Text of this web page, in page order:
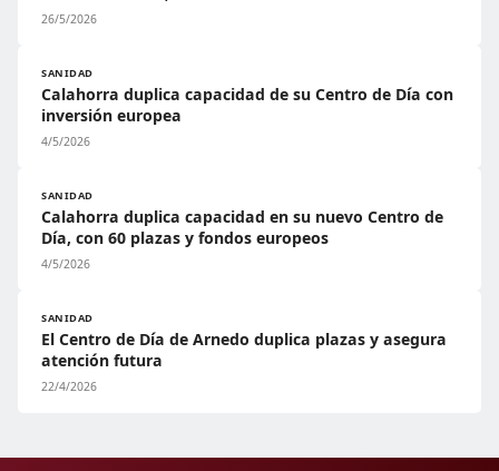
26/5/2026
SANIDAD
Calahorra duplica capacidad de su Centro de Día con
inversión europea
4/5/2026
SANIDAD
Calahorra duplica capacidad en su nuevo Centro de
Día, con 60 plazas y fondos europeos
4/5/2026
SANIDAD
El Centro de Día de Arnedo duplica plazas y asegura
atención futura
22/4/2026